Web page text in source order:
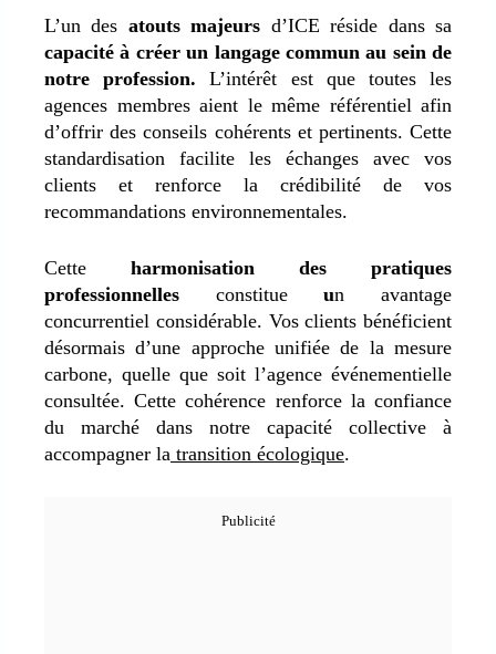
L’un des atouts majeurs d’ICE réside danssa
capacité à créer un langage commun au sein de
notre profession. L’intérêt est que toutes les
agences membres aient le même référentiel afin
d’offrir des conseils cohérents et pertinents. Cette
standardisation facilite les échanges avec vos
clients et renforce la crédibilité de vos
recommandations environnementales.
Cette harmonisation des pratiques
professionnelles constitueun avantage
concurrentiel considérable. Vos clients bénéficient
désormais d’une approche unifiée de la mesure
carbone, quelle que soit l’agence événementielle
consultée. Cette cohérence renforce la confiance
du marché dans notre capacité collective à
accompagner la transition écologique.